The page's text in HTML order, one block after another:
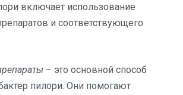
включает использование
и соответствующего
– это основной способ
пилори. Они помогают